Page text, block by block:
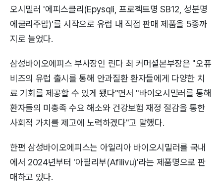
오시밀러 '에피스클리(Epysqli, 프로젝트명 SB12, 성분명
에쿨리주맙)'를 시작으로 유럽 내 직접 판매 제품을 5종까
지로 늘었다.
삼성바이오에피스 부사장인 린다 최 커머셜본부장은 "오퓨
비즈의 유럽 출시를 통해 안과질환 환자들에게 다양한 치
료 기회를 제공할 수 있게 됐다"면서 "바이오시밀러를 통해
환자들의 미충족 수요 해소와 건강보험 재정 절감을 통한
사회적 가치를 제고에 노력하겠다"고 말했다.
한편 삼성바이오에피스는 아일리아 바이오시밀러를 국내
에서 2024년부터 '아필리부(Afilivu)'라는 제품명으로 판
매하고 있다.